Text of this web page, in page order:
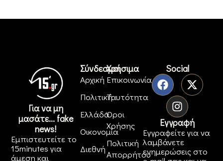
Για να μη
μασάτε... fake
news!
Εμπιστευτείτε το
15minutes για
άμεση και
Σύνδεσμοι
Αρχική
Πολιτική
Ελλάδα
Οικονομία
Διεθνή
Χρήσιμα
Επικοινωνία
Ταυτότητα
Όροι
Χρήσης
Πολιτική
Απορρήτου
Social
Εγγραφή
Εγγραφείτε για να
λαμβάνετε
ενημερώσεις στο